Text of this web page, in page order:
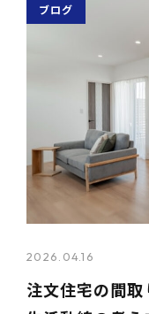
ブログ
2026.04.16
注文住宅の間